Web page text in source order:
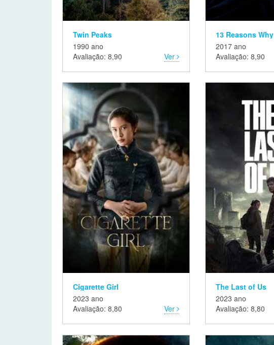
Twin Peaks
1990 ano
Avaliação: 8,90
Ver
13 Reasons Why
2017 ano
Avaliação: 8,90
Cigarette Girl
2023 ano
Avaliação: 8,80
Ver
The Last of Us
2023 ano
Avaliação: 8,80